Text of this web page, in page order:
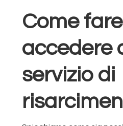
Come
accedere
servizio di